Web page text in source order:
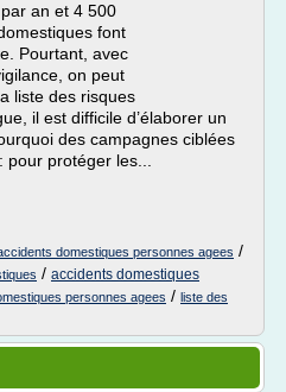
an et 4 500
font
Pourtant, avec
on peut
liste des risques
il est difficile d’élaborer un
des campagnes ciblées
protéger les...
domestiques personnes agees /
/ accidents domestiques
personnes agees / liste des